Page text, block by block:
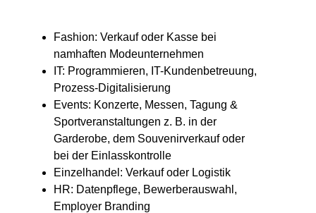
Fashion: Verkauf oder Kasse bei
namhaften Modeunternehmen
IT: Programmieren, IT-Kundenbetreuung,
Prozess-Digitalisierung
Events: Konzerte, Messen, Tagung &
Sportveranstaltungen z. B. in der
Garderobe, dem Souvenirverkauf oder
bei der Einlasskontrolle
Einzelhandel: Verkauf oder Logistik
HR: Datenpflege, Bewerberauswahl,
Employer Branding